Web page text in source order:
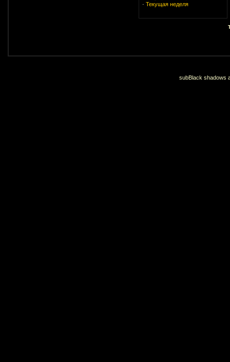
· Текущая неделя
subBlack shadows